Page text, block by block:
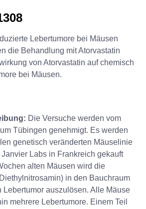
Lebertumore bei Mäusen
die Behandlung mit Atorvastatin
von Atorvastatin auf chemisch
bei Mäusen.
Die Versuche werden vom
Tübingen genehmigt. Es werden
genetisch veränderten Mäuselinie
Labs in Frankreich gekauft
alten Mäusen wird die
in den Bauchraum
Lebertumor auszulösen. Alle Mäuse
mehrere Lebertumore. Einem Teil